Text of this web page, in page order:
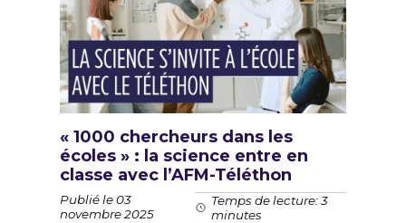
« 1000 chercheurs dans les
écoles » : la science entre en
classe avec l’AFM-Téléthon
Publié le 03
novembre 2025
Temps de lecture: 3
minutes